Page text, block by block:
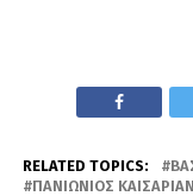
RELATED TOPICS:
ΠΑΝΙΏΝΙΟΣ